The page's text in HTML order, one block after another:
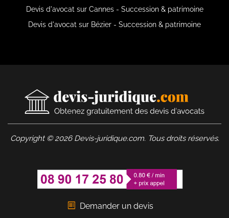
Devis d'avocat sur Cannes - Succession & patrimoine
Devis d'avocat sur Bézier - Succession & patrimoine
Copyright © 2026 Devis-juridique.com. Tous droits réservés.
Demander un devis